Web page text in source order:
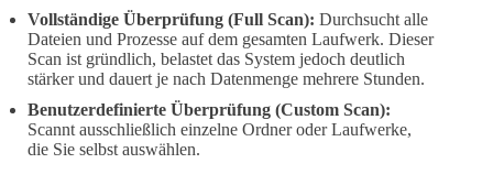
Vollständige Überprüfung (Full Scan): Durchsucht alle
Dateien und Prozesse auf dem gesamten Laufwerk. Dieser
Scan ist gründlich, belastet das System jedoch deutlich
stärker und dauert je nach Datenmenge mehrere Stunden.
Benutzerdefinierte Überprüfung (Custom Scan):
Scannt ausschließlich einzelne Ordner oder Laufwerke,
die Sie selbst auswählen.